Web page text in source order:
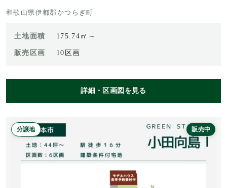
和歌山県伊都郡かつらぎ町
土地面積 175.74㎡～
販売区画 10区画
詳細・区画図を見る
分譲地 販売中